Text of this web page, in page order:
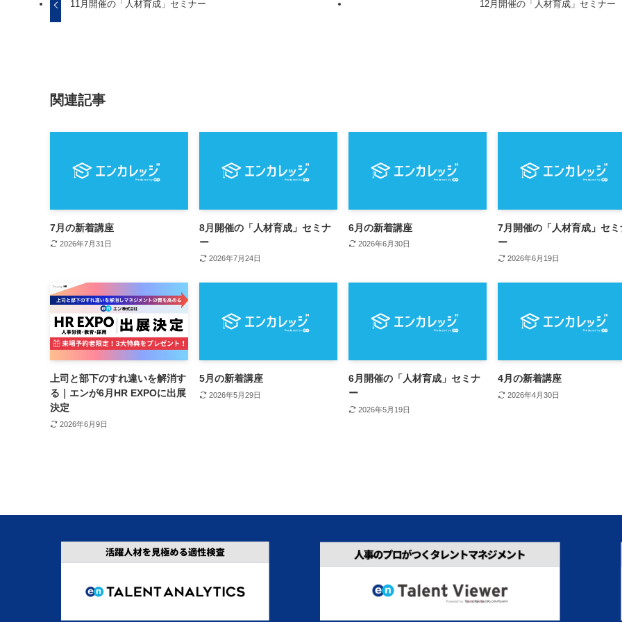
11月開催の「人材育成」セミナー 12月開催の「人材育成」セミナー
関連記事
7月の新着講座
2026年7月31日
8月開催の「人材育成」セミナ
ー
2026年7月24日
6月の新着講座
2026年6月30日
7月開催の「人材育成」セミ
ー
2026年6月19日
上司と部下のすれ違いを解消す
る｜エンが6月HR EXPOに出展
決定
2026年6月9日
5月の新着講座
2026年5月29日
6月開催の「人材育成」セミナ
ー
2026年5月19日
4月の新着講座
2026年4月30日